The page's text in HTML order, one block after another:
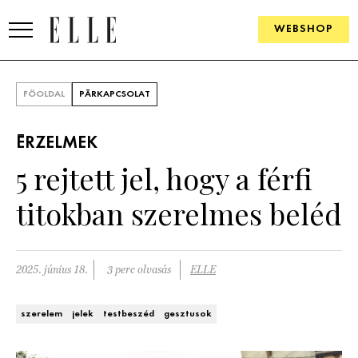
WEBSHOP
SZÉPSÉG
PSZICHÉ
ÉLETMÓD
FŐOLDAL PÁRKAPCSOLAT
ÉRZELMEK
5 rejtett jel, hogy a férfi
titokban szerelmes beléd
2025. június 18. 3 perc olvasás ELLE
szerelem jelek testbeszéd gesztusok